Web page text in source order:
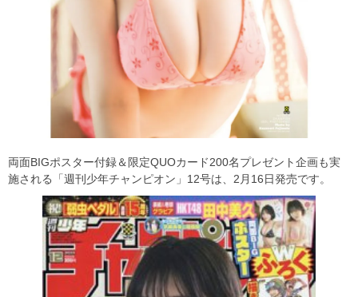
両面BIGポスター付録＆限定QUOカード200名プレゼント企画も実
施される「週刊少年チャンピオン」12号は、2月16日発売です。